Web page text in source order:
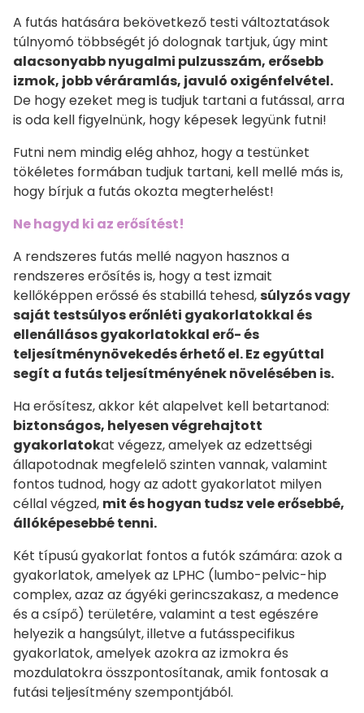
A futás hatására bekövetkező testi változtatások
túlnyomó többségét jó dolognak tartjuk, úgy mint
alacsonyabb nyugalmi pulzusszám, erősebb
izmok, jobb véráramlás, javuló oxigénfelvétel.
De hogy ezeket meg is tudjuk tartani a futással, arra
is oda kell figyelnünk, hogy képesek legyünk futni!
Futni nem mindig elég ahhoz, hogy a testünket
tökéletes formában tudjuk tartani, kell mellé más is,
hogy bírjuk a futás okozta megterhelést!
Ne hagyd ki az erősítést!
A rendszeres futás mellé nagyon hasznos a
rendszeres erősítés is, hogy a test izmait
kellőképpen erőssé és stabillá tehesd,súlyzós vagy
saját testsúlyos erőnléti gyakorlatokkal és
ellenállásos gyakorlatokkal erő- és
teljesítménynövekedés érhető el. Ez egyúttal
segít a futás teljesítményének növelésében is.
Ha erősítesz, akkor két alapelvet kell betartanod:
biztonságos, helyesen végrehajtott
gyakorlatokat végezz, amelyek az edzettségi
állapotodnak megfelelő szinten vannak, valamint
fontos tudnod, hogy az adott gyakorlatot milyen
céllal végzed, mit és hogyan tudsz vele erősebbé,
állóképesebbé tenni.
Két típusú gyakorlat fontos a futók számára: azok a
gyakorlatok, amelyek az LPHC (lumbo-pelvic-hip
complex, azaz az ágyéki gerincszakasz, a medence
és a csípő) területére, valamint a test egészére
helyezik a hangsúlyt, illetve a futásspecifikus
gyakorlatok, amelyek azokra az izmokra és
mozdulatokra összpontosítanak, amik fontosak a
futási teljesítmény szempontjából.